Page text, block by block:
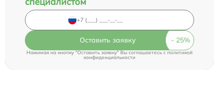
Оставить заявку
Нажимая на кнопку "Оставить заявку" Вы соглашаетесь cполитикой
конфиденциальности